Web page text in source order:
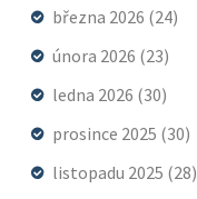
března 2026 (24)
února 2026 (23)
ledna 2026 (30)
prosince 2025 (30)
listopadu 2025 (28)